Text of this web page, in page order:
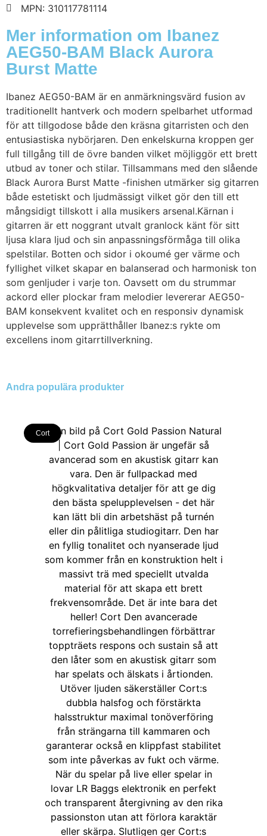
MPN: 310117781114
Mer information om Ibanez
AEG50-BAM Black Aurora
Burst Matte
Ibanez AEG50-BAM är en anmärkningsvärd fusion av
traditionellt hantverk och modern spelbarhet utformad
för att tillgodose både den kräsna gitarristen och den
entusiastiska nybörjaren. Den enkelskurna kroppen ger
full tillgång till de övre banden vilket möjliggör ett brett
utbud av toner och stilar. Tillsammans med den slående
Black Aurora Burst Matte -finishen utmärker sig gitarren
både estetiskt och ljudmässigt vilket gör den till ett
mångsidigt tillskott i alla musikers arsenal.Kärnan i
gitarren är ett noggrant utvalt granlock känt för sitt
ljusa klara ljud och sin anpassningsförmåga till olika
spelstilar. Botten och sidor i okoumé ger värme och
fyllighet vilket skapar en balanserad och harmonisk ton
som genljuder i varje ton. Oavsett om du strummar
ackord eller plockar fram melodier levererar AEG50-
BAM konsekvent kvalitet och en responsiv dynamisk
upplevelse som upprätthåller Ibanez:s rykte om
excellens inom gitarrtillverkning.
Andra populära produkter
Cort